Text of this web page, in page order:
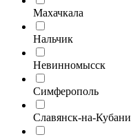
Махачкала
Нальчик
Невинномысск
Симферополь
Славянск-на-Кубани